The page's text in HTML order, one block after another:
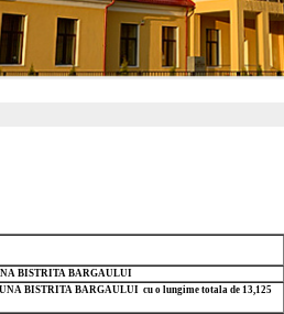
BISTRITA BARGAULUI
BISTRITA BARGAULUI cu o lungime totala de 13,125